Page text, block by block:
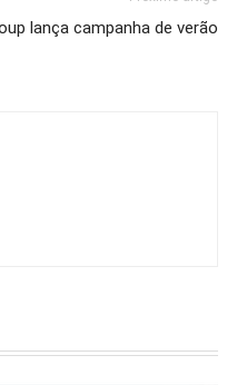
lança campanha de verão